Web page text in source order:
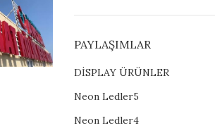
PAYLAŞIMLAR
DİSPLAY ÜRÜNLER
Neon Ledler5
Neon Ledler4